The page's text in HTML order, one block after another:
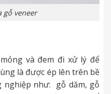
gỗ veneer
và đem đi xử lý để
là được ép lên trên bề
nghiệp như: gỗ dăm, gỗ